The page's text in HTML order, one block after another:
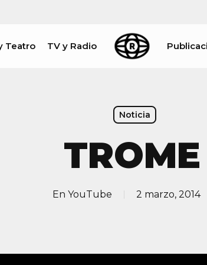
Teatro TV y Radio
Noticia
TROME
En YouTube 2 marzo, 2014